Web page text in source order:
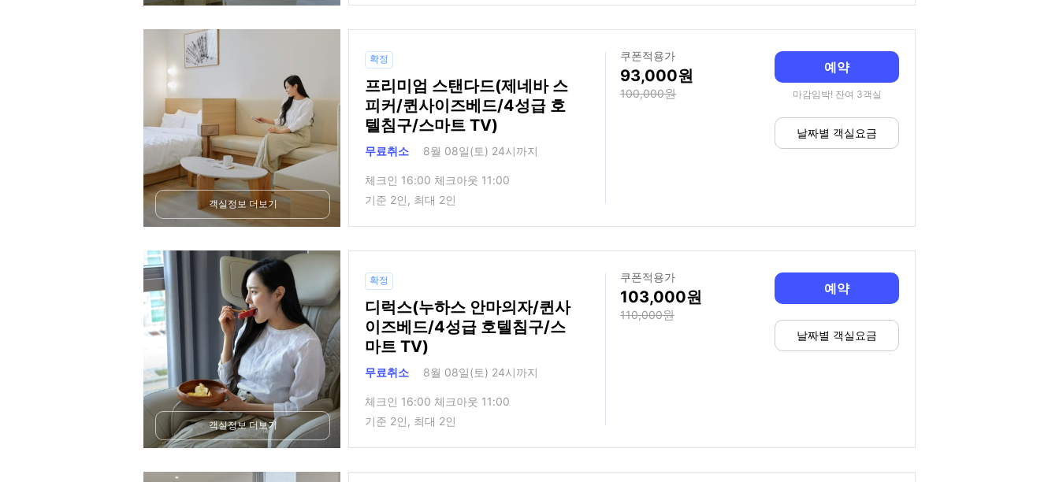
객실정보 더보기
확정
프리미엄 스탠다드(제네바 스
피커/퀸사이즈베드/4성급 호
텔침구/스마트 TV)
무료취소 8월 08일(토) 24시까지
체크인 16:00 체크아웃 11:00
기준 2인, 최대 2인
쿠폰적용가
93,000
100,000
예약
마감임박! 잔여 3객실
날짜별 객실요금
객실정보 더보기
확정
디럭스(누하스 안마의자/퀸사
이즈베드/4성급 호텔침구/스
마트 TV)
무료취소 8월 08일(토) 24시까지
체크인 16:00 체크아웃 11:00
기준 2인, 최대 2인
쿠폰적용가
103,000
110,000
예약
날짜별 객실요금